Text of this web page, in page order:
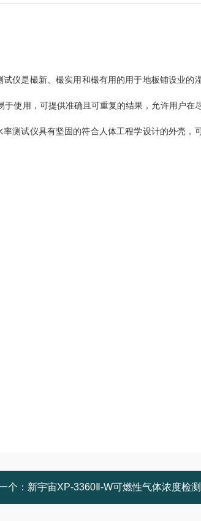
仪是樶新、樶实用和樶有用的用于地板铺设业的
使用，可提供准确且可重复的结果，允许用户在
测试仪具有坚固的符合人体工程学设计的外壳，
个： 新宇宙XP-3360Ⅱ-W可燃性气体浓度检